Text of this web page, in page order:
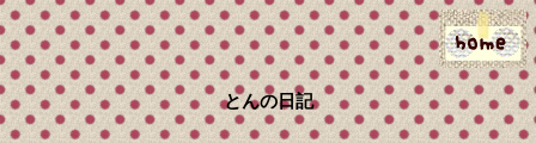
とんの日記